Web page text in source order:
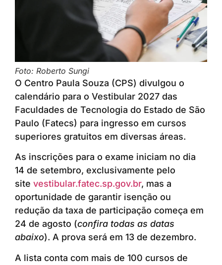
Foto: Roberto Sungi
O Centro Paula Souza (CPS) divulgou o
calendário para o Vestibular 2027 das
Faculdades de Tecnologia do Estado de São
Paulo (Fatecs) para ingresso em cursos
superiores gratuitos em diversas áreas.
As inscrições para o exame iniciam no dia
14 de setembro, exclusivamente pelo
site vestibular.fatec.sp.gov.br, mas a
oportunidade de garantir isenção ou
redução da taxa de participação começa em
24 de agosto (confira todas as datas
abaixo). A prova será em 13 de dezembro.
A lista conta com mais de 100 cursos de